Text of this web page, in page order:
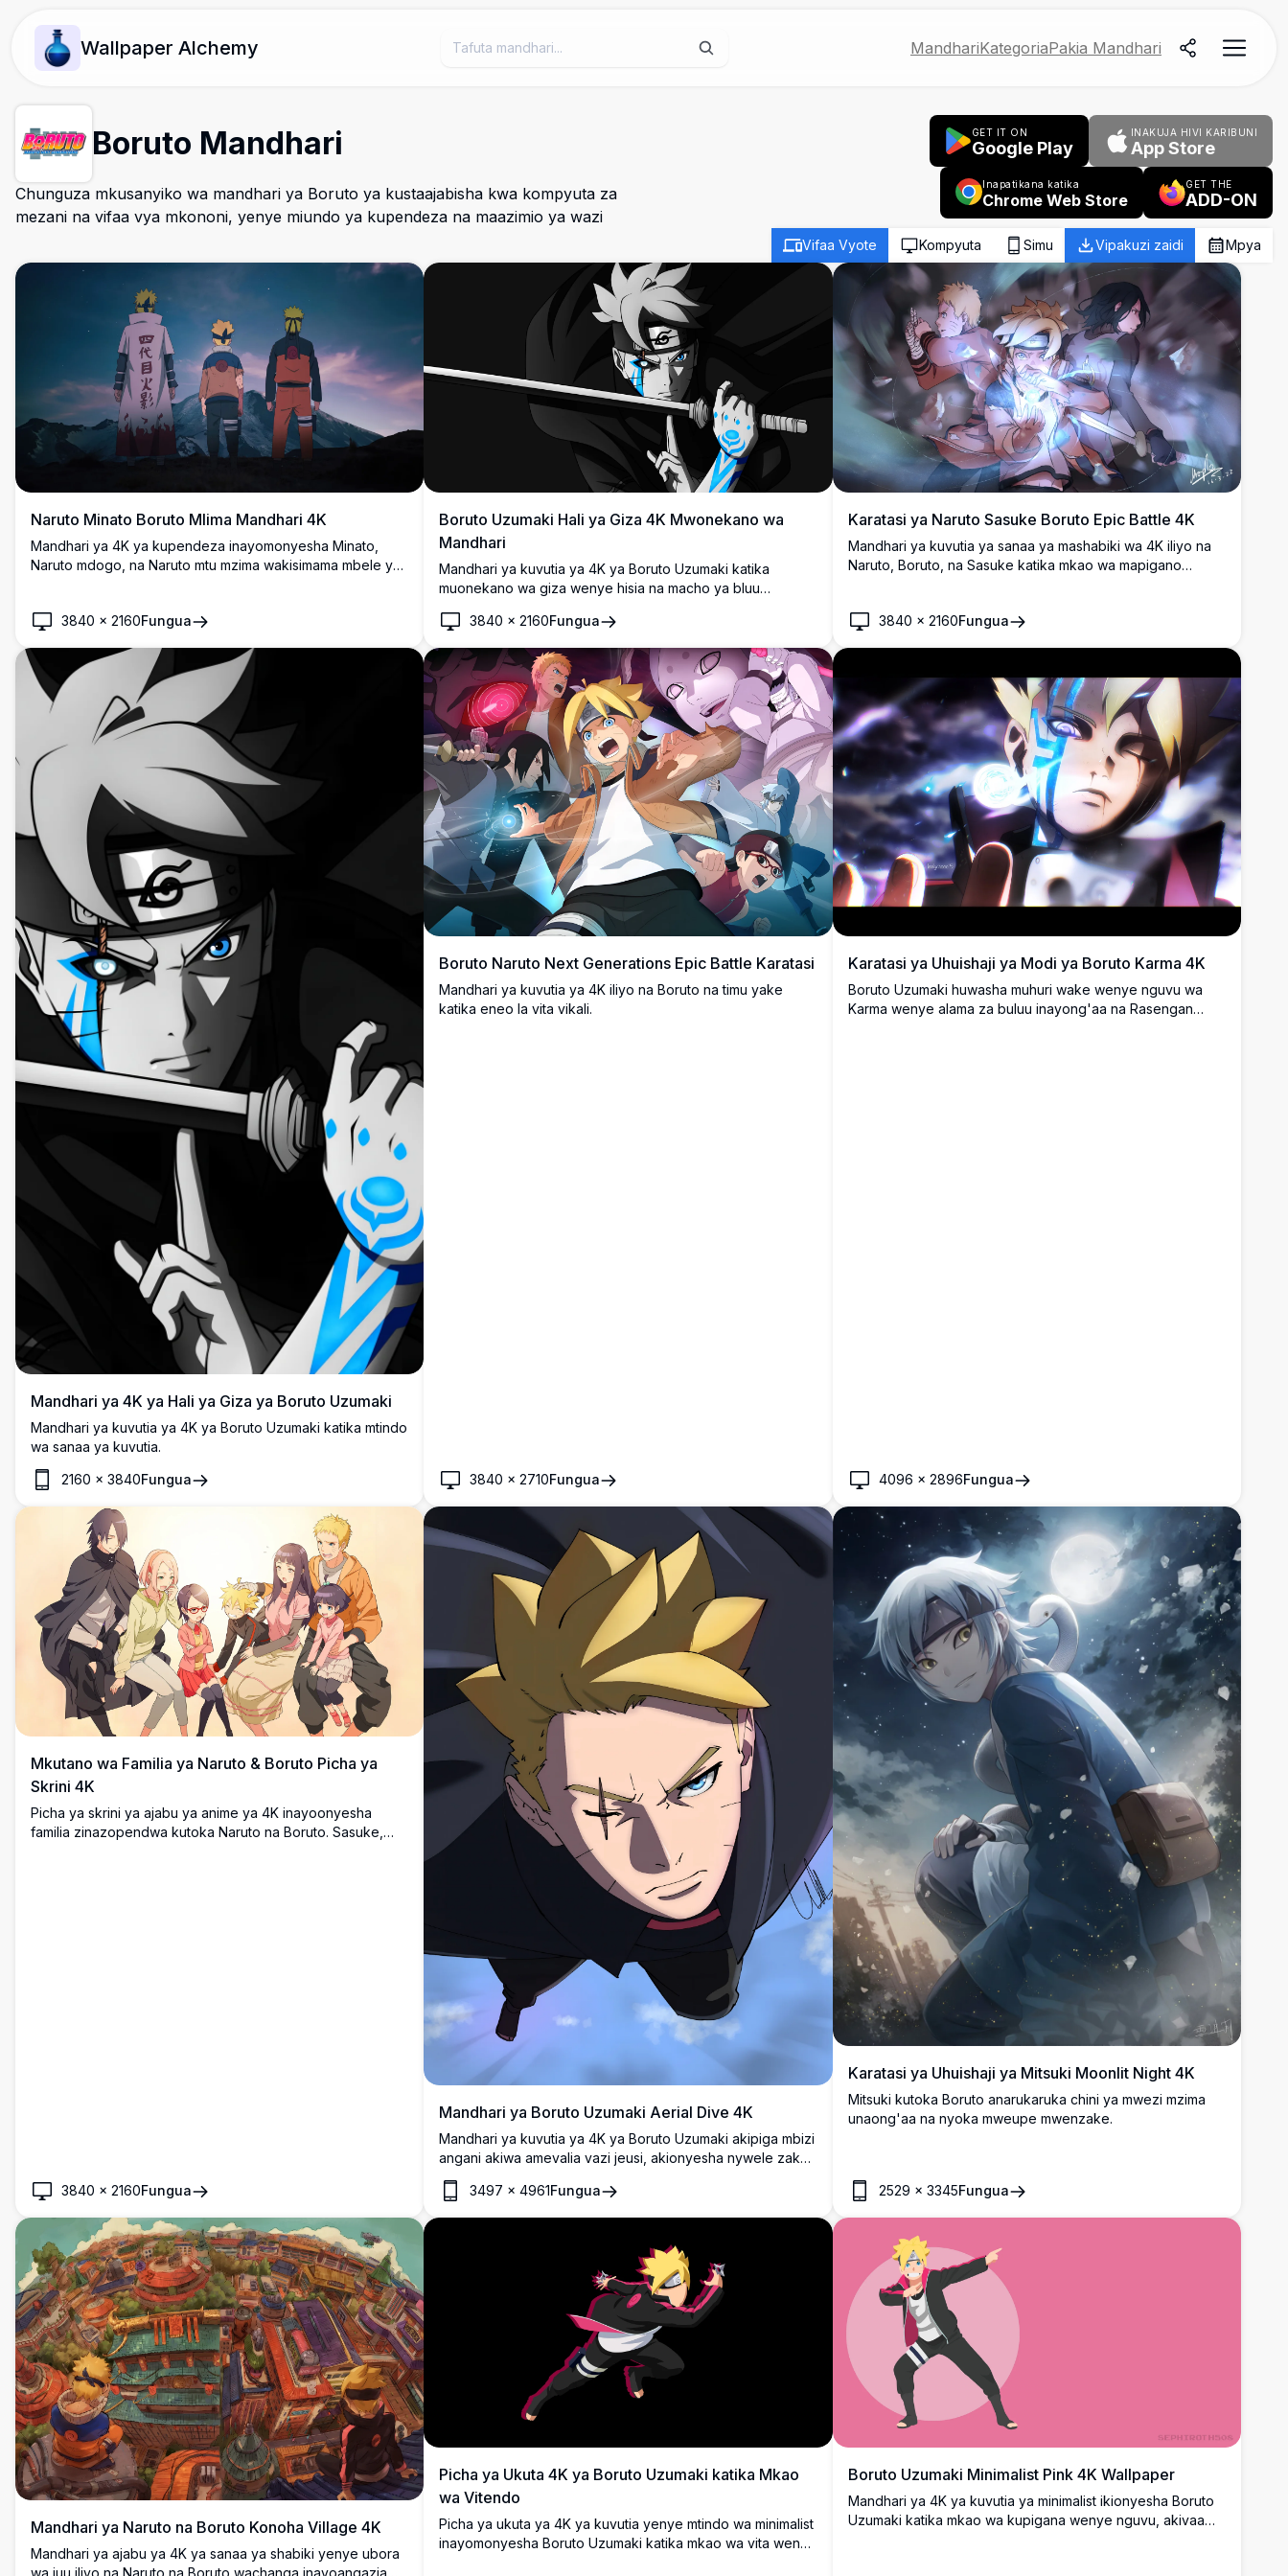
Wallpaper Alchemy MandhariKategoriaPakia Mandhari
Boruto Mandhari
Chunguza mkusanyiko wa mandhari ya Boruto ya kustaajabisha kwa kompyuta za
mezani na vifaa vya mkononi, yenye miundo ya kupendeza na maazimio ya wazi
GET IT ON
Google Play
INAKUJA HIVI KARIBUNI
App Store
Inapatikana katika
Chrome Web Store
GET THE
ADD-ON
Vifaa Vyote Kompyuta Simu Vipakuzi zaidi Mpya
Naruto Minato Boruto Mlima Mandhari 4K
Mandhari ya 4K ya kupendeza inayomonyesha Minato,
Naruto mdogo, na Naruto mtu mzima wakisimama mbele ya
anime ya Naruto.
3840 × 2160Fungua
Boruto Uzumaki Hali ya Giza 4K Mwonekano wa
Mandhari
Mandhari ya kuvutia ya 4K ya Boruto Uzumaki katika
muonekano wa giza wenye hisia na macho ya bluu
katana. Sanaa ya dijitali yenye ubora wa juu inayofaa kwa
mandhari ya kompyuta na simu.
3840 ×2160Fungua
Karatasi ya Naruto Sasuke Boruto Epic Battle 4K
Mandhari ya kuvutia ya sanaa ya mashabiki wa 4K iliyo na
Naruto, Boruto, na Sasuke katika mkao wa mapigano
3840 × 2160Fungua
Mandhari ya 4K ya Hali ya Giza ya Boruto Uzumaki
Mandhari ya kuvutia ya 4K ya Boruto Uzumaki katika mtindo
wa sanaa ya kuvutia.
2160 × 3840Fungua
Boruto Naruto Next Generations Epic Battle Karatasi
Mandhari ya kuvutia ya 4K iliyo na Boruto na timu yake
katika eneo la vita vikali.
3840 ×2710Fungua
Karatasi ya Uhuishaji ya Modi ya Boruto Karma 4K
Boruto Uzumaki huwasha muhuri wake wenye nguvu wa
Karma wenye alama za buluu inayong'aa na Rasengan
4096 × 2896Fungua
Mkutano wa Familia ya Naruto & Boruto Picha ya
Skrini 4K
Picha ya skrini ya ajabu ya anime ya 4K inayoonyesha
familia zinazopendwa kutoka Naruto na Boruto. Sasuke,
3840 × 2160Fungua
Mandhari ya Boruto Uzumaki Aerial Dive 4K
Mandhari ya kuvutia ya 4K ya Boruto Uzumaki akipiga mbizi
angani akiwa amevalia vazi jeusi, akionyesha nywele zake
maridadi zenye miiba, makovu usoni, na macho ya
samawati kali katika mtindo wa sanaa ya uhuishaji wa ubora
wa juu.
3497 ×4961Fungua
Karatasi ya Uhuishaji ya Mitsuki Moonlit Night 4K
Mitsuki kutoka Boruto anarukaruka chini ya mwezi mzima
unaong'aa na nyoka mweupe mwenzake.
2529 × 3345Fungua
Mandhari ya Naruto na Boruto Konoha Village 4K
Mandhari ya ajabu ya 4K ya sanaa ya shabiki yenye ubora
Picha ya Ukuta 4K ya Boruto Uzumaki katika Mkao
wa Vitendo
Picha ya ukuta ya 4K ya kuvutia yenye mtindo wa minimalist
inayomonyesha Boruto Uzumaki katika mkao wa vita wenye
Boruto Uzumaki Minimalist Pink 4K Wallpaper
Mandhari ya 4K ya kuvutia ya minimalist ikionyesha Boruto
Uzumaki katika mkao wa kupigana wenye nguvu, akivaa